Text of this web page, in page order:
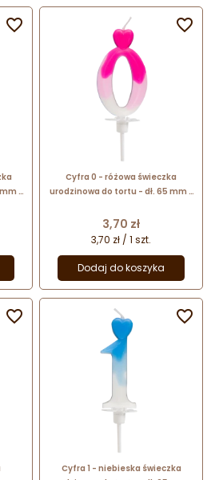
-

Cyfra 0 - różowa świeczka
urodzinowa do tortu - dł. 65 mm -
Cena
3,70 zł
3,70 zł / 1 szt.
Dodaj do koszyka


Cyfra 1 - niebieska świeczka
